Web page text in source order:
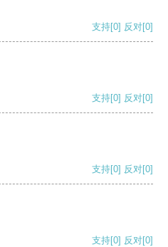
支持[0] 反对[0]
支持[0] 反对[0]
支持[0] 反对[0]
支持[0] 反对[0]